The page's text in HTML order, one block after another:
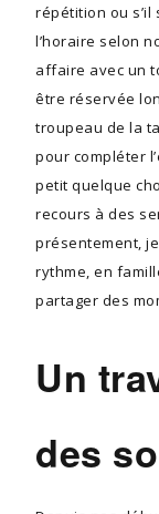
répétition ou
l’horaire selon
affaire avec un
être réservée
troupeau de la
pour compléter
petit quelque
recours à des
présentement,
rythme, en
partager des
Un
des